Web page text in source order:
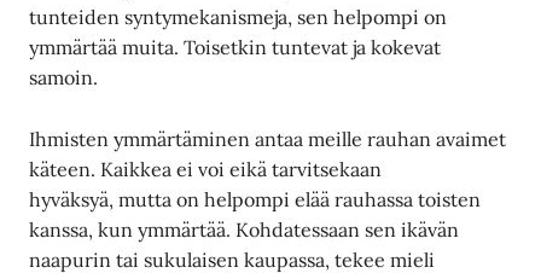
tunteiden syntymekanismeja, sen helpompi on
ymmärtää muita. Toisetkin tuntevat ja kokevat
samoin.
Ihmisten ymmärtäminen antaa meille rauhan avaimet
käteen. Kaikkea ei voi eikä tarvitsekaan
hyväksyä, mutta on helpompi elää rauhassa toisten
kanssa, kun ymmärtää. Kohdatessaan sen ikävän
naapurin tai sukulaisen kaupassa, tekee mieli